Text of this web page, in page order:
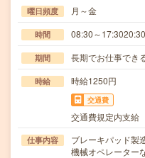
曜日頻度 月～金
時間 08:30～
期間 長期でお仕事でき
時給 時給1250円
交通費
交通費規定内支給
仕事内容
ブレーキパッド製
機械オペレーター